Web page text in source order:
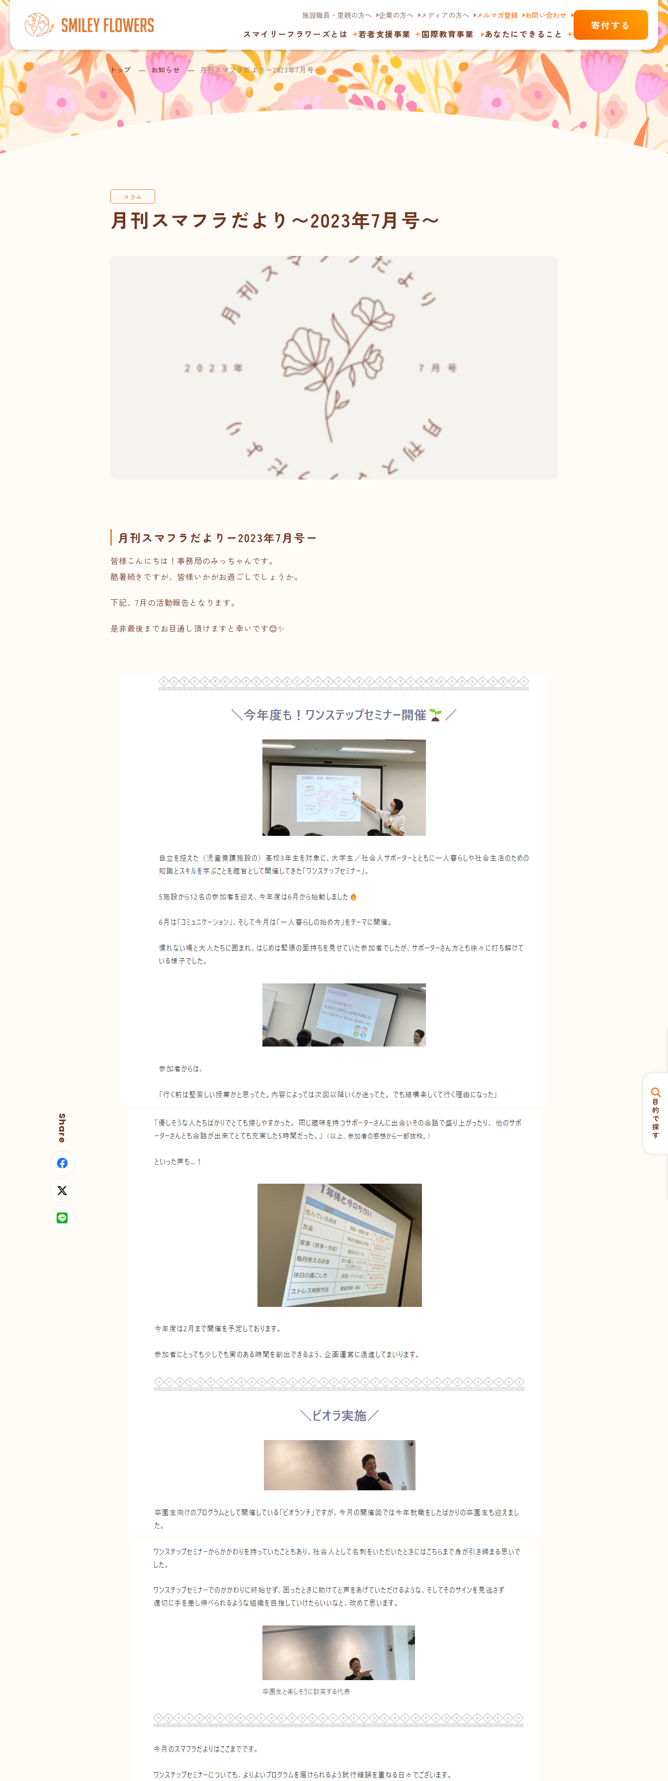
施設職員・里親の方へ 企業の方へ メディアの方へ メルマガ登録 お問い合わせ
スマイリーフラワーズとは 若者支援事業 国際教育事業 あなたにできること
寄付する
目的で探す
トップ お知らせ 月刊スマフラだより〜2023年7月号〜
コラム
月刊スマフラだより〜2023年7月号〜
Share
月刊スマフラだよりー2023年7月号ー
皆様こんにちは！事務局のみっちゃんです。
酷暑続きですが、皆様いかがお過ごしでしょうか。
下記、7月の活動報告となります。
是非最後までお目通し頂けますと幸いです😊✨